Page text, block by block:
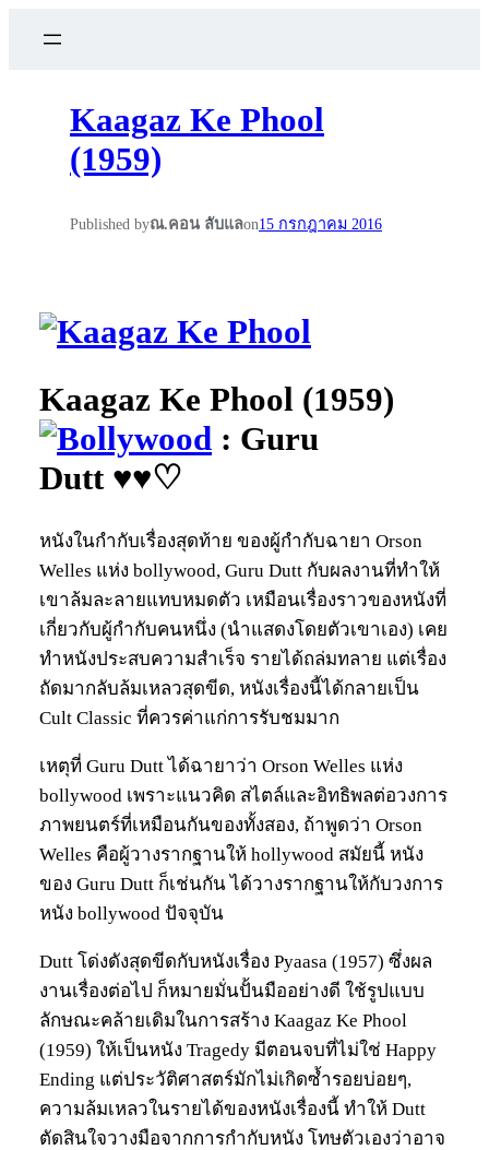
Kaagaz Ke Phool
(1959)
Published byณ.คอน ลับแลon15 กรกฎาคม 2016
Kaagaz Ke Phool (1959)
: Guru
Dutt ♥♥♡
หนังในกำกับเรื่องสุดท้าย ของผู้กำกับฉายา Orson
Welles แห่ง bollywood, Guru Dutt กับผลงานที่ทำให้
เขาล้มละลายแทบหมดตัว เหมือนเรื่องราวของหนังที่
เกี่ยวกับผู้กำกับคนหนึ่ง (นำแสดงโดยตัวเขาเอง) เคย
ทำหนังประสบความสำเร็จ รายได้ถล่มทลาย แต่เรื่อง
ถัดมากลับล้มเหลวสุดขีด, หนังเรื่องนี้ได้กลายเป็น
Cult Classic ที่ควรค่าแก่การรับชมมาก
เหตุที่ Guru Dutt ได้ฉายาว่า Orson Welles แห่ง
bollywood เพราะแนวคิด สไตล์และอิทธิพลต่อวงการ
ภาพยนตร์ที่เหมือนกันของทั้งสอง, ถ้าพูดว่า Orson
Welles คือผู้วางรากฐานให้ hollywood สมัยนี้ หนัง
ของ Guru Dutt ก็เช่นกัน ได้วางรากฐานให้กับวงการ
หนัง bollywood ปัจจุบัน
Dutt โด่งดังสุดขีดกับหนังเรื่อง Pyaasa (1957) ซึ่งผล
งานเรื่องต่อไป ก็หมายมั่นปั้นมืออย่างดี ใช้รูปแบบ
ลักษณะคล้ายเดิมในการสร้าง Kaagaz Ke Phool
(1959) ให้เป็นหนัง Tragedy มีตอนจบที่ไม่ใช่ Happy
Ending แต่ประวัติศาสตร์มักไม่เกิดซ้ำรอยบ่อยๆ,
ความล้มเหลวในรายได้ของหนังเรื่องนี้ ทำให้ Dutt
ตัดสินใจวางมือจากการกำกับหนัง โทษตัวเองว่าอาจ